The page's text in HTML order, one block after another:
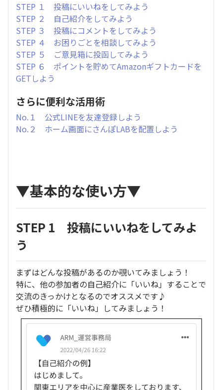
STEP １ 投稿にいいねをしてみよう
STEP ２ 自己紹介をしてみよう
STEP ３ 投稿にコメントをしてみよう
STEP ４ お困りごとを相談してみよう
STEP ５ ご意見箱に投函してみよう
STEP ６ ポイントを貯めてAmazonギフトカードを
GETしよう
さらに便利な活用術
No.１ 公式LINEを友達登録しよう
No.２ ホーム画面にさんぽLABを配置しよう
▼基本的な使い方▼
STEP 1 投稿にいいねをしてみよ
う
まずはどんな投稿があるのか覗いてみましょう！
特に、他の参加者の自己紹介に「いいね」することで
交流のきっかけとなるのでオススメです♪
ぜひ積極的に「いいね」してみましょう！